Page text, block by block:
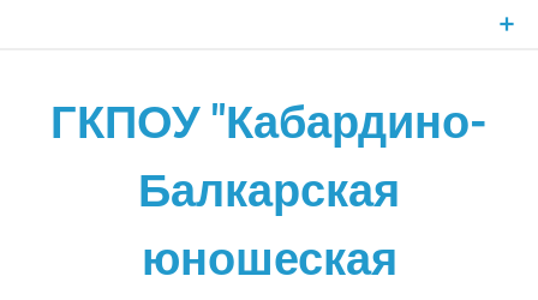
ГКПОУ "Кабардино-
Балкарская
юношеская